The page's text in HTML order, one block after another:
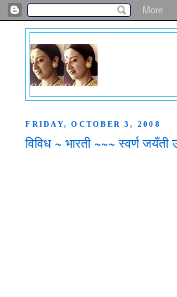
FRIDAY, OCTOBER 3, 2008
विविध ~ भारती ~~~ स्वर्ण जयँती